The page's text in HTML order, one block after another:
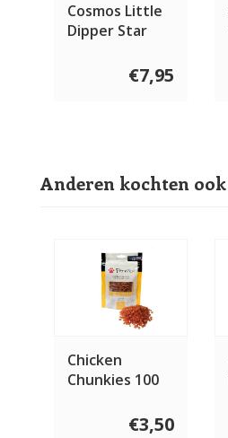
Cosmos Little
Dipper Star
€7,95
Anderen kochten ook
Chicken
Chunkies 100
€3,50